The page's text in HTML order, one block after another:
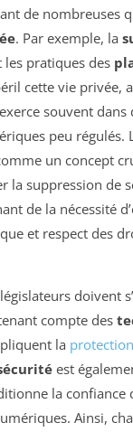
de nombreuses
. Par exemple, la
les pratiques des
cette vie privée,
souvent dans
peu régulés.
un concept
la suppression de
de la nécessité
et respect des
doivent
compte des
la
est
la confiance
Ainsi,